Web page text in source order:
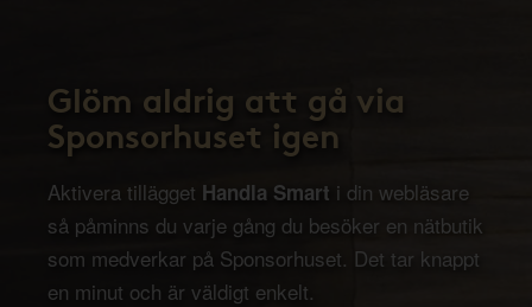
Glöm aldrig att gå via
Sponsorhuset igen
Aktivera tillägget Handla Smart i din webläsare
så påminns du varje gång du besöker en nätbutik
som medverkar på Sponsorhuset. Det tar knappt
en minut och är väldigt enkelt.